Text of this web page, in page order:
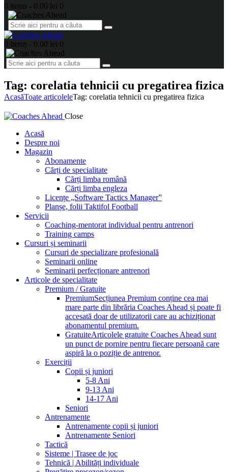
0 items - 0.00 lei 0
0 items - 0.00 lei 0
Tag: corelatia tehnicii cu pregatirea fizica
AcasăToate articoleleTag: corelatia tehnicii cu pregatirea fizica
Close
Acasă
Despre noi
Magazin
Abonamente
Cărți de specialitate
Cărți limba română
Cărți limba engleza
Licențe „Software Tactics Manager”
Planșe, folii Taktifol Football
Servicii
Coaching-mentorat individual pentru antrenori
Training camps
Cursuri și seminarii
Cursuri de specializare profesională
Seminarii online
Seminarii perfecționare antrenori
Articole de specialitate
Premium / Gratuite
PremiumSecțiunea Premium conține cea mai
mare parte din librăria Coaches Ahead și poate fi
accesată doar de utilizatorii care au achiziționat
abonamentul premium.
GratuiteArticolele gratuite Coaches Ahead sunt
un punct de pornire pentru fiecare persoană care
aspiră la o poziție de antrenor.
Exerciții
Copii și juniori
5-8 Ani
9-13 Ani
14-17 Ani
Seniori
Antrenamente
Antrenamente copii și juniori
Antrenamente Seniori
Tactică
Sisteme | Trasee de joc
Tehnică | Abilități individuale